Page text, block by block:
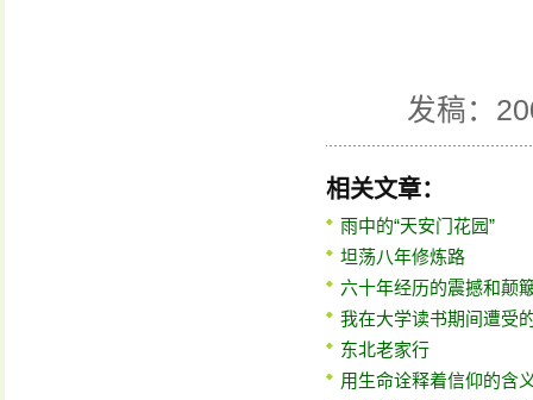
发稿：
相关文章：
雨中的“天安门花园”
坦荡八年修炼路
六十年经历的震撼和颠
我在大学读书期间遭受
东北老家行
用生命诠释着信仰的含